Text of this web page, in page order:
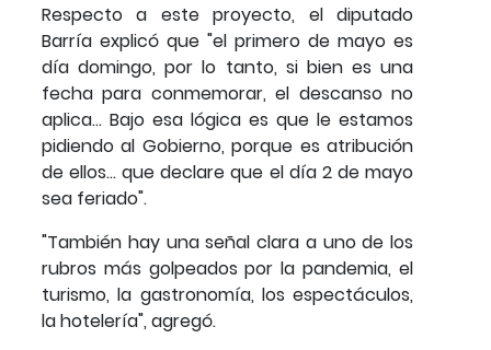
Respecto a este proyecto, el diputado
Barría explicó que "el primero de mayo es
día domingo, por lo tanto, si bien es una
fecha para conmemorar, el descanso no
aplica... Bajo esa lógica es que le estamos
pidiendo al Gobierno, porque es atribución
de ellos... que declare que el día 2 de mayo
sea feriado".
"También hay una señal clara a uno de los
rubros más golpeados por la pandemia, el
turismo, la gastronomía, los espectáculos,
la hotelería", agregó.